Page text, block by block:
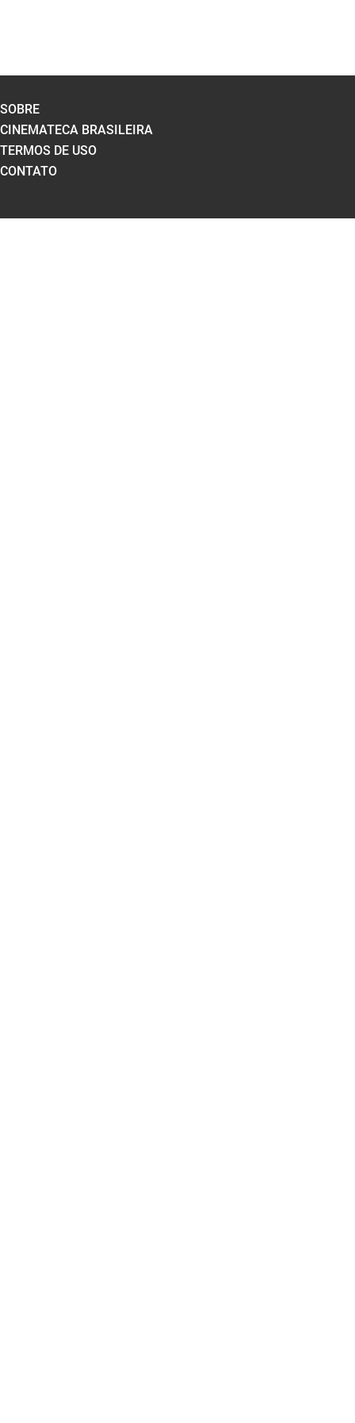
SOBRE
CINEMATECA BRASILEIRA
TERMOS DE USO
CONTATO